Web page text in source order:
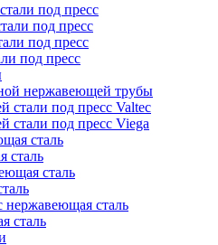
под пресс
под пресс
под пресс
под пресс
нержавеющей трубы
стали под пресс Valtec
стали под пресс Viega
сталь
сталь
сталь
нержавеющая сталь
сталь